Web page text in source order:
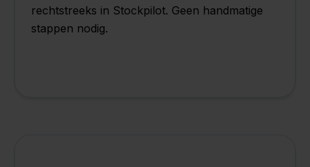
rechtstreeks in Stockpilot. Geen handmatige
stappen nodig.